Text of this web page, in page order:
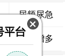
尿频尿急
夜尿增多